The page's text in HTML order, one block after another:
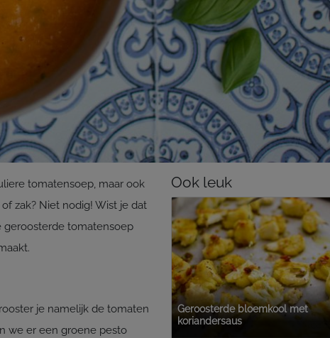
tomatensoep, maar ook
zak? Niet nodig! Wist je dat
geroosterde tomatensoep
je namelijk de tomaten
we er een groene pesto
Ook leuk
Geroosterde bloemkool met
koriandersaus